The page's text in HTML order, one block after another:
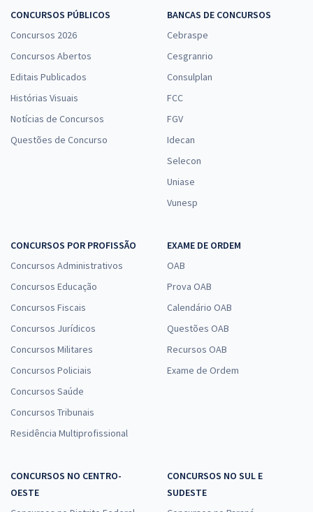
CONCURSOS PÚBLICOS
Concursos 2026
Concursos Abertos
Editais Publicados
Histórias Visuais
Notícias de Concursos
Questões de Concurso
BANCAS DE CONCURSOS
Cebraspe
Cesgranrio
Consulplan
FCC
FGV
Idecan
Selecon
Uniase
Vunesp
CONCURSOS POR PROFISSÃO
Concursos Administrativos
Concursos Educação
Concursos Fiscais
Concursos Jurídicos
Concursos Militares
Concursos Policiais
Concursos Saúde
Concursos Tribunais
Residência Multiprofissional
EXAME DE ORDEM
OAB
Prova OAB
Calendário OAB
Questões OAB
Recursos OAB
Exame de Ordem
CONCURSOS NO CENTRO-
OESTE
CONCURSOS NO SUL E
SUDESTE